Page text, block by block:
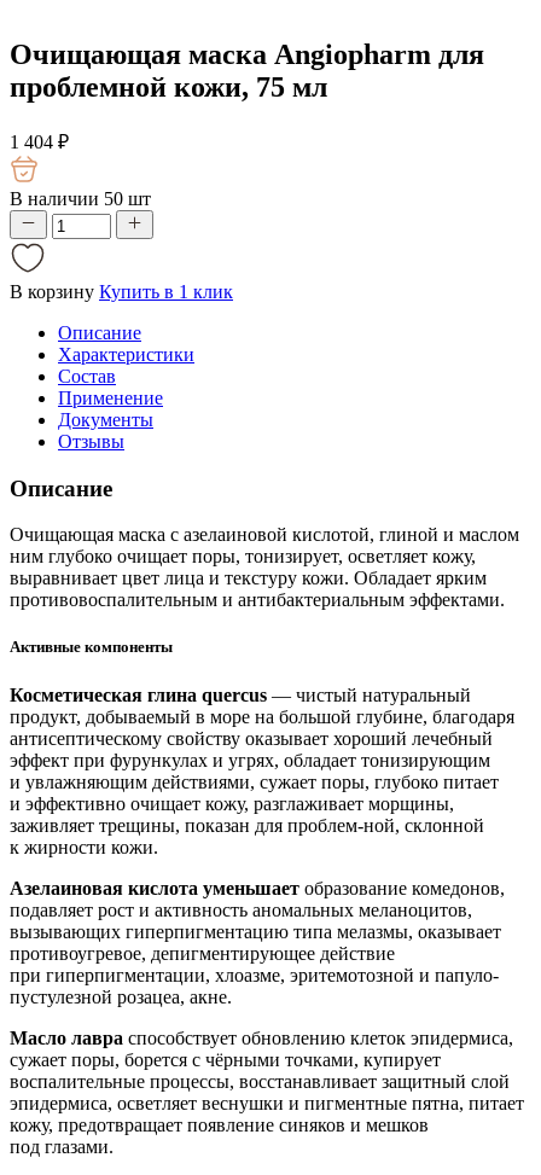
Очищающая маска Angiopharm для
проблемной кожи, 75 мл
1 404 ₽
В наличии 50 шт
В корзину Купить в 1 клик
Описание
Характеристики
Состав
Применение
Документы
Отзывы
Описание
Очищающая маска с азелаиновой кислотой, глиной и маслом
ним глубоко очищает поры, тонизирует, осветляет кожу,
выравнивает цвет лица и текстуру кожи. Обладает ярким
противовоспалительным и антибактериальным эффектами.
Активные компоненты
Косметическая глина quercus — чистый натуральный
продукт, добываемый в море на большой глубине, благодаря
антисептическому свойству оказывает хороший лечебный
эффект при фурункулах и угрях, обладает тонизирующим
и увлажняющим действиями, сужает поры, глубоко питает
и эффективно очищает кожу, разглаживает морщины,
заживляет трещины, показан для проблем-ной, склонной
к жирности кожи.
Азелаиновая кислота уменьшает образование комедонов,
подавляет рост и активность аномальных меланоцитов,
вызывающих гиперпигментацию типа мелазмы, оказывает
противоугревое, депигментирующее действие
при гиперпигментации, хлоазме, эритемотозной и папуло-
пустулезной розацеа, акне.
Масло лавра способствует обновлению клеток эпидермиса,
сужает поры, борется с чёрными точками, купирует
воспалительные процессы, восстанавливает защитный слой
эпидермиса, осветляет веснушки и пигментные пятна, питает
кожу, предотвращает появление синяков и мешков
под глазами.